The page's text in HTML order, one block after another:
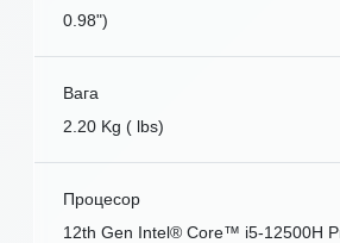
0.98")
Вага
2.20 Kg ( lbs)
Процесор
12th Gen Intel® Core™ i5-12500H